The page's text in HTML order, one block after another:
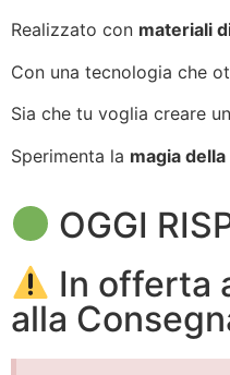
Realizzato con materiali
Con una tecnologia che
Sia che tu voglia creare
Sperimenta la magia della
OGGI
In offerta
alla